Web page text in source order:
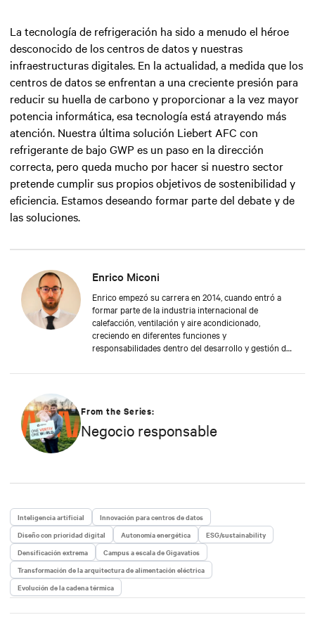
La tecnología de refrigeración ha sido a menudo el héroe
desconocido de los centros de datos y nuestras
infraestructuras digitales. En la actualidad, a medida que los
centros de datos se enfrentan a una creciente presión para
reducir su huella de carbono y proporcionar a la vez mayor
potencia informática, esa tecnología está atrayendo más
atención. Nuestra última solución Liebert AFC con
refrigerante de bajo GWP es un paso en la dirección
correcta, pero queda mucho por hacer si nuestro sector
pretende cumplir sus propios objetivos de sostenibilidad y
eficiencia. Estamos deseando formar parte del debate y de
las soluciones.
Enrico Miconi
Enrico empezó su carrera en 2014, cuando entró a
formar parte de la industria internacional de
calefacción, ventilación y aire acondicionado,
creciendo en diferentes funciones y
responsabilidades dentro del desarrollo y gestión de
centrándose desde entonces en productos de
organizado y enseñado en numerosas clases
formativas sobre aplicaciones de data center y
soluciones de gestión térmica. Enrico estudió en la
From the Series:
Negocio responsable
Inteligencia artificial
Innovación para centros de datos
Diseño con prioridad digital
Autonomía energética
ESG/sustainability
Densificación extrema
Campus a escala de Gigavatios
Transformación de la arquitectura de alimentación eléctrica
Evolución de la cadena térmica